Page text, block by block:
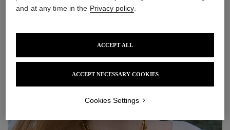
and at any time in the Privacy policy.
ACCEPT NECESSARY COOKIES
ACCEPT ALL
Cookies Settings